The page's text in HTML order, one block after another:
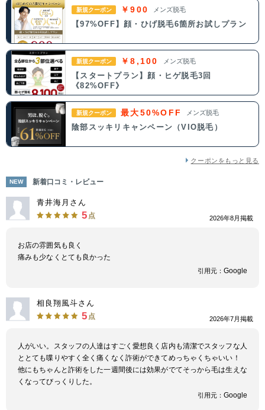
新規クーポン ￥900 メンズ脱毛
【97%OFF】顔・ひげ脱毛6箇所お試しプラン
新規クーポン ￥8,100 メンズ脱毛
【スタートプラン】顔・ヒゲ脱毛3回
《82%OFF》
新規クーポン 最大50%OFF メンズ脱毛
陰部スッキリキャンペーン（VIO脱毛）
クーポンをもっと見る
NEW 新着口コミ・レビュー
青井海月さん
5 点 2026年8月掲載
お店の雰囲気も良く
痛みも少なくとても良かった
引用元： Google
相良翔風斗さん
5 点 2026年7月掲載
人がいい。スタッフの人達はすごく愛想良く店内も清潔でスタッフな人
ととても喋りやすく全く痛くなく詐術ができてめっちゃくちゃいい！
他にもちゃんと詐術をした一週間後には効果がでてそっから毛は生えな
くなってびっくりした。
引用元： Google